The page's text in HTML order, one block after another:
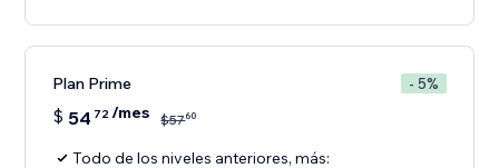
Plan Prime - 5%
$ 54 72/mes $5760
Todo de los niveles anteriores, más: